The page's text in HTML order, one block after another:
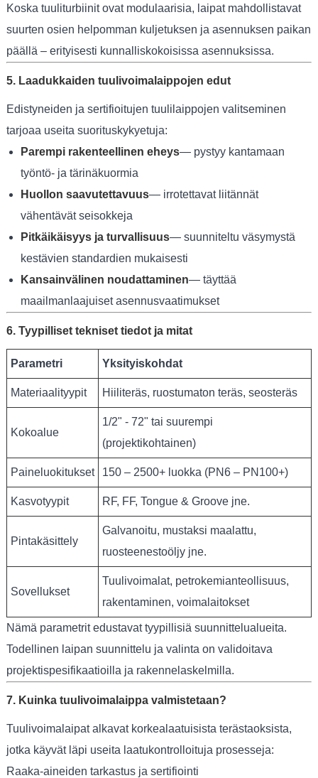
Koska tuuliturbiinit ovat modulaarisia, laipat mahdollistavat
suurten osien helpomman kuljetuksen ja asennuksen paikan
päällä – erityisesti kunnalliskokoisissa asennuksissa.
5. Laadukkaiden tuulivoimalaippojen edut
Edistyneiden ja sertifioitujen tuulilaippojen valitseminen
tarjoaa useita suorituskykyetuja:
Parempi rakenteellinen eheys— pystyy kantamaan
työntö- ja tärinäkuormia
Huollon saavutettavuus— irrotettavat liitännät
vähentävät seisokkeja
Pitkäikäisyys ja turvallisuus— suunniteltu väsymystä
kestävien standardien mukaisesti
Kansainvälinen noudattaminen— täyttää
maailmanlaajuiset asennusvaatimukset
6. Tyypilliset tekniset tiedot ja mitat
Parametri Yksityiskohdat
Materiaalityypit Hiiliteräs, ruostumaton teräs, seosteräs
Kokoalue
1/2" - 72" tai suurempi
(projektikohtainen)
Paineluokitukset 150 – 2500+ luokka (PN6 – PN100+)
Kasvotyypit RF, FF, Tongue & Groove jne.
Pintakäsittely
Galvanoitu, mustaksi maalattu,
ruosteenestoöljy jne.
Sovellukset
Tuulivoimalat, petrokemianteollisuus,
rakentaminen, voimalaitokset
Nämä parametrit edustavat tyypillisiä suunnittelualueita.
Todellinen laipan suunnittelu ja valinta on validoitava
projektispesifikaatioilla ja rakennelaskelmilla.
7. Kuinka tuulivoimalaippa valmistetaan?
Tuulivoimalaipat alkavat korkealaatuisista terästaoksista,
jotka käyvät läpi useita laatukontrolloituja prosesseja:
Raaka-aineiden tarkastus ja sertifiointi